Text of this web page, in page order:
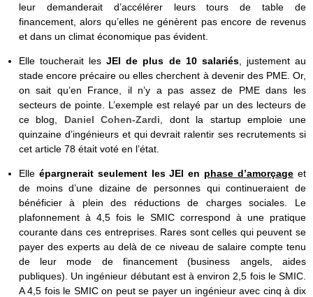
leur demanderait d’accélérer leurs tours de table de
financement, alors qu’elles ne génèrent pas encore de revenus
et dans un climat économique pas évident.
Elle toucherait lesJEI de plus de 10 salariés, justement au
stade encore précaire ou elles cherchent à devenir des PME. Or,
on sait qu’en France, il n’y a pas assez de PME dans les
secteurs de pointe. L’exemple est relayé par un des lecteurs de
ce blog, Daniel Cohen-Zardi , dont la startup emploie une
quinzaine d’ingénieurs et qui devrait ralentir ses recrutements si
cet article 78 était voté en l’état.
Elle épargnerait seulement les JEI en phase d’amorçage et
de moins d’une dizaine de personnes qui continueraient de
bénéficier à plein des réductions de charges sociales. Le
plafonnement à 4,5 fois le SMIC correspond à une pratique
courante dans ces entreprises. Rares sont celles qui peuvent se
payer des experts au delà de ce niveau de salaire compte tenu
de leur mode de financement (business angels, aides
publiques). Un ingénieur débutant est à environ 2,5 fois le SMIC.
A 4,5 fois le SMIC on peut se payer un ingénieur avec cinq à dix